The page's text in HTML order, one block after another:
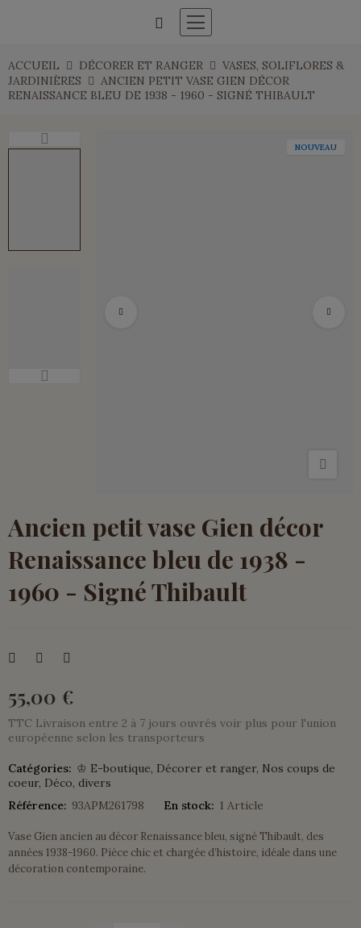
ACCUEIL DÉCORER ET RANGER
VASES, SOLIFLORES &
JARDINIÈRES
ANCIEN PETIT VASE GIEN DÉCOR
RENAISSANCE BLEU DE 1938 - 1960 - SIGNÉ THIBAULT
NOUVEAU
Ancien petit vase Gien décor
Renaissance bleu de 1938 -
1960 - Signé Thibault
55,00 €
TTC Livraison entre 2 à 7 jours ouvrés voir plus pour l'union
européenne selon les transporteurs
Catégories: ♔ E-boutique Décorer et ranger Nos coups de
coeur Déco, divers
Référence: 93APM261798 En stock: 1 Article
Vase Gien ancien au décor Renaissance bleu, signé Thibault, des
années 1938-1960. Pièce chic et chargée d’histoire, idéale dans une
décoration contemporaine.